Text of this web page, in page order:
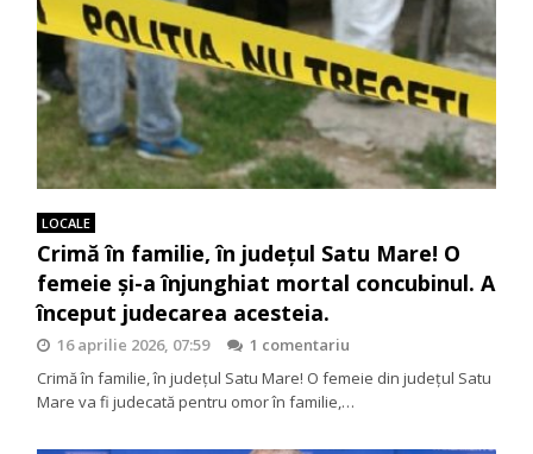
LOCALE
Crimă în familie, în județul Satu Mare! O
femeie și-a înjunghiat mortal concubinul. A
început judecarea acesteia.
16 aprilie 2026, 07:59
1 comentariu
Crimă în familie, în județul Satu Mare! O femeie din județul Satu
Mare va fi judecată pentru omor în familie,…